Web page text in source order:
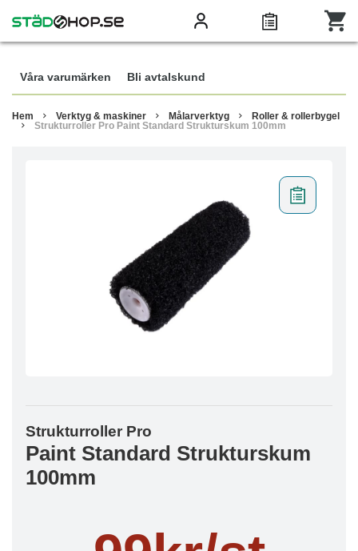
Våra varumärken Bli avtalskund
Hem Verktyg & maskiner Målarverktyg
Roller & rollerbygel
Strukturroller Pro Paint Standard Strukturskum 100mm
Strukturroller Pro
Paint Standard Strukturskum
100mm